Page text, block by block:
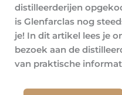
distilleerderijen
is Glenfarclas nog
je! In dit artikel lees je
bezoek aan de
van praktische